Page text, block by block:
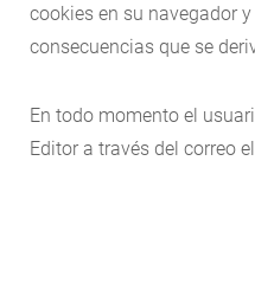
cookies en su navegador
consecuencias que se
En todo momento el
Editor a través del correo